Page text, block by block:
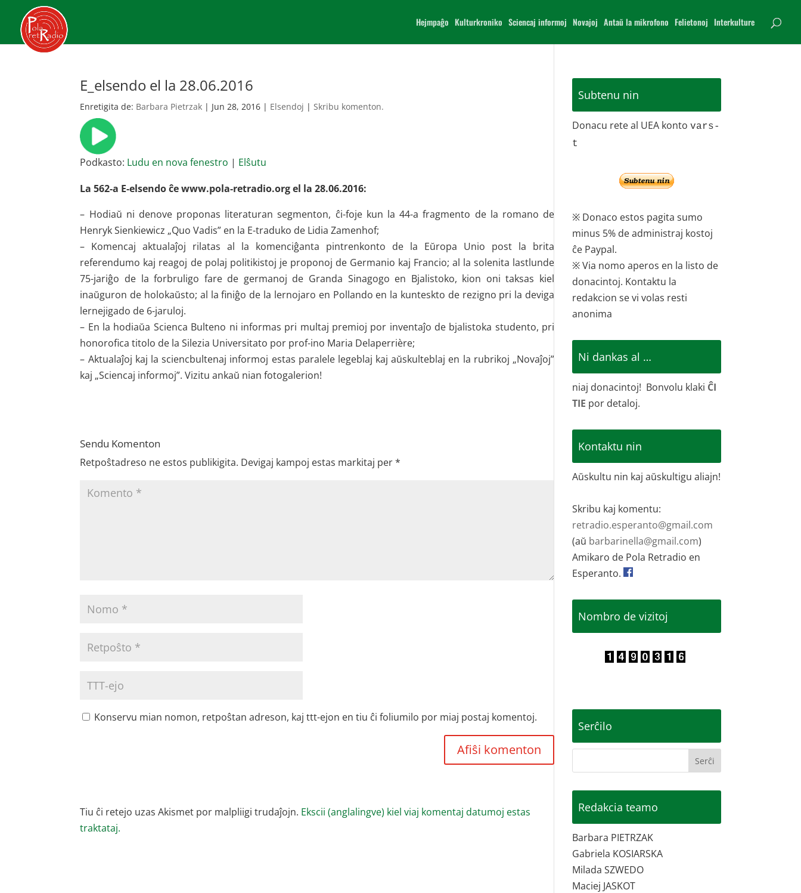
Hejmpaĝo Kulturkroniko Sciencaj informoj Novajoj Antaŭ la mikrofono Felietonoj Interkulture
E_elsendo el la 28.06.2016
Enretigita de: Barbara Pietrzak | Jun 28, 2016 | Elsendoj |Skribu komenton.
Podkasto: Ludu en nova fenestro | Elŝutu
La 562-a E-elsendo ĉe www.pola-retradio.org el la 28.06.2016:
– Hodiaŭ ni denove proponas literaturan segmenton, ĉi-foje kun la 44-a fragmento de la romano de
Henryk Sienkiewicz „Quo Vadis” en la E-traduko de Lidia Zamenhof;
– Komencaj aktualaĵoj rilatas al la komenciĝanta pintrenkonto de la Eŭropa Unio post la brita
referendumo kaj reagoj de polaj politikistoj je proponoj de Germanio kaj Francio; al la solenita lastlunde
75-jariĝo de la forbruligo fare de germanoj de Granda Sinagogo en Bjalistoko, kion oni taksas kiel
inaŭguron de holokaŭsto; al la finiĝo de la lernojaro en Pollando en la kunteskto de rezigno pri la deviga
lernejigado de 6-jaruloj.
– En la hodiaŭa Scienca Bulteno ni informas pri multaj premioj por inventaĵo de bjalistoka studento, pri
honorofica titolo de la Silezia Universitato por prof-ino Maria Delaperrière;
– Aktualaĵoj kaj la sciencbultenaj informoj estas paralele legeblaj kaj aŭskulteblaj en la rubrikoj „Novaĵoj”
kaj „Sciencaj informoj”. Vizitu ankaŭ nian fotogalerion!
Sendu Komenton
Retpoŝtadreso ne estos publikigita. Devigaj kampoj estas markitaj per*
Konservu mian nomon, retpoŝtan adreson, kaj ttt-ejon en tiu ĉi foliumilo por miaj postaj komentoj.
Tiu ĉi retejo uzas Akismet por malpliigi trudaĵojn. Ekscii (anglalingve) kiel viaj komentaj datumoj estas
traktataj.
Subtenu nin
Donacu rete al UEA kontovars-
t
※ Donaco estos pagita sumo
minus 5% de administraj kostoj
ĉe Paypal.
※ Via nomo aperos en la listo de
donacintoj. Kontaktu la
redakcion se vi volas resti
anonima
Ni dankas al …
niaj donacintoj! Bonvolu klaki ĈI
TIE por detaloj.
Kontaktu nin
Aŭskultu nin kaj aŭskultigu aliajn!
Skribu kaj komentu:
retradio.esperanto@gmail.com
(aŭ barbarinella@gmail.com)
Amikaro de Pola Retradio en
Esperanto.
Nombro de vizitoj
Serĉilo
Redakcia teamo
Barbara PIETRZAK
Gabriela KOSIARSKA
Milada SZWEDO
Maciej JASKOT